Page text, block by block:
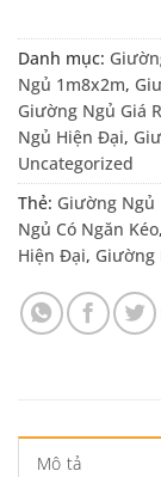
Danh mục:
Ngủ 1m8x2m,
Giường Ngủ Giá
Ngủ Hiện Đại,
Uncategorized
Thẻ: Giường Ngủ
Ngủ Có Ngăn Kéo,
Hiện Đại, Giường
Mô tả